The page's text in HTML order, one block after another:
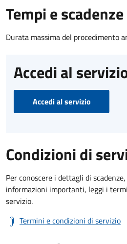
Tempi e scadenze
Durata massima del procedimento
Accedi al
Accedi al servizio
Condizioni di
Per conoscere i dettagli di
informazioni importanti, leggi i
servizio.
Termini e condizioni di servizio